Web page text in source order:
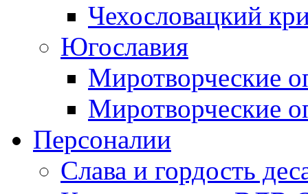
Чехословацкий
Югославия
Миротворческие
Миротворческие
Персоналии
Слава и гордость